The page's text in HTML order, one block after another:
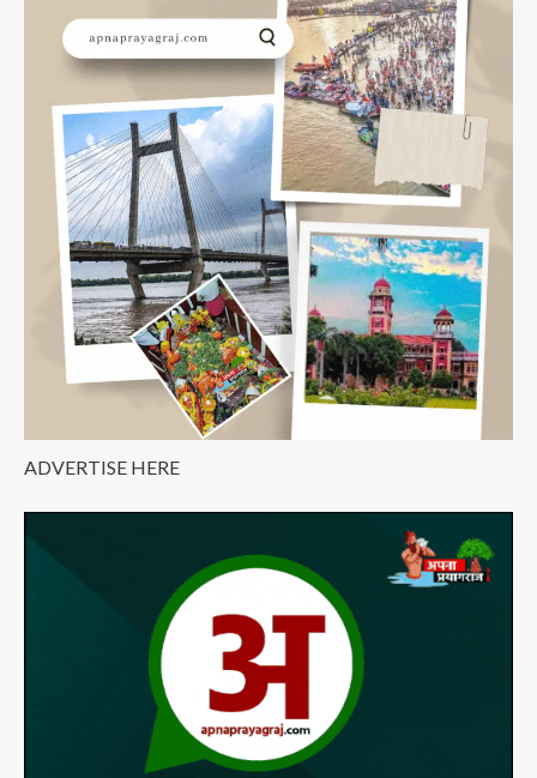
निकला
कलयुगी
बेटा,दिया
5
लाख
की
सुपारी
ADVERTISE HERE